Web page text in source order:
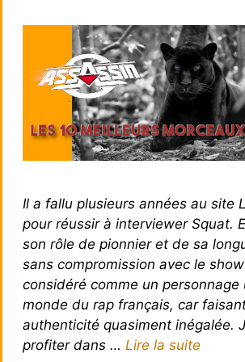
Il a fallu plusieurs années au site
pour réussir à interviewer Squat.
son rôle de pionnier et de sa
sans compromission avec le
considéré comme un personnage
monde du rap français, car
authenticité quasiment inégalée.
profiter dans … Lire la suite